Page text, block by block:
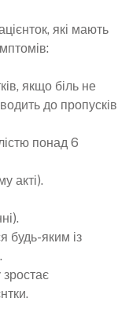
які мають
якщо біль не
до пропусків
понад 6
акті).
будь-яким із